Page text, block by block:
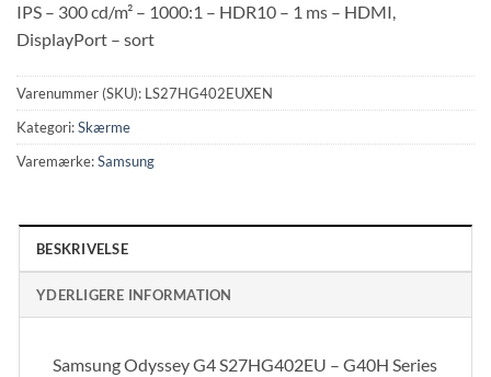
IPS – 300 cd/m² – 1000:1 – HDR10 – 1 ms – HDMI,
DisplayPort – sort
Varenummer (SKU): LS27HG402EUXEN
Kategori:Skærme
Varemærke:Samsung
BESKRIVELSE
YDERLIGERE INFORMATION
Samsung Odyssey G4 S27HG402EU – G40H Series